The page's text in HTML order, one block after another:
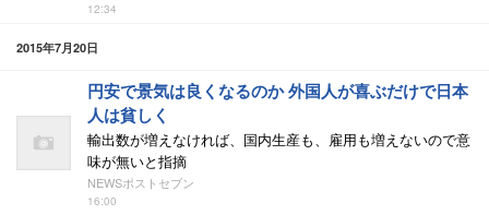
12:34
2015年7月20日
円安で景気は良くなるのか 外国人が喜ぶだけで日本
人は貧しく
輸出数が増えなければ、国内生産も、雇用も増えないので意
味が無いと指摘
NEWSポストセブン
16:00